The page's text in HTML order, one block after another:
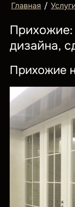
Главная /
Прихожие:
дизайна,
Прихожие